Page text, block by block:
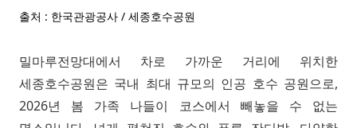
출처 : 한국관광공사 / 세종호수공원
밀마루전망대에서 차로 가까운 거리에 위치한
세종호수공원은 국내 최대 규모의 인공 호수 공원으로,
2026년 봄 가족 나들이 코스에서 빼놓을 수 없는